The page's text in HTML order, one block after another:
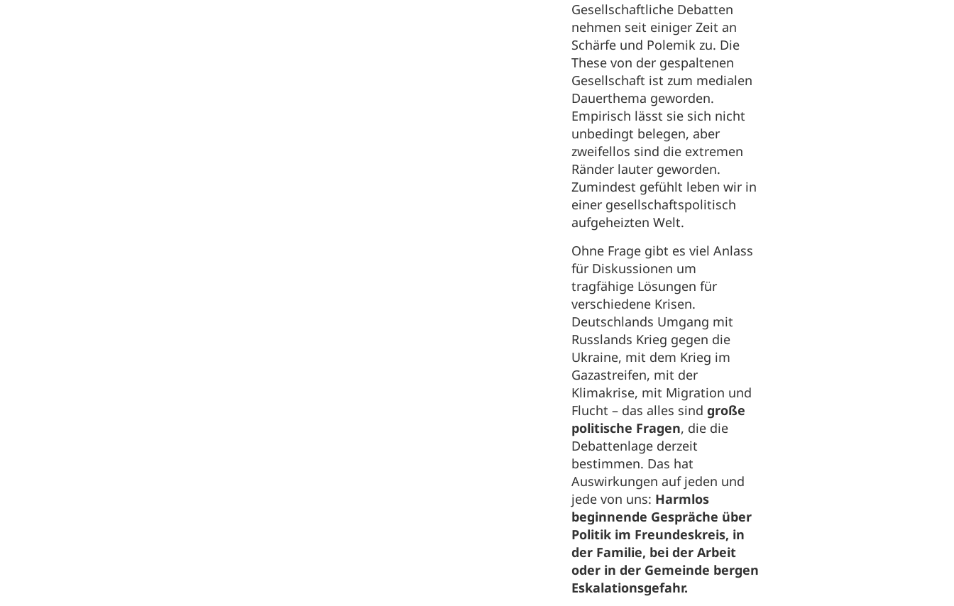
Gesellschaftliche Debatten
nehmen seit einiger Zeit an
Schärfe und Polemik zu. Die
These von der gespaltenen
Gesellschaft ist zum medialen
Dauerthema geworden.
Empirisch lässt sie sich nicht
unbedingt belegen, aber
zweifellos sind die extremen
Ränder lauter geworden.
Zumindest gefühlt leben wir in
einer gesellschaftspolitisch
aufgeheizten Welt.
Ohne Frage gibt es viel Anlass
für Diskussionen um
tragfähige Lösungen für
verschiedene Krisen.
Deutschlands Umgang mit
Russlands Krieg gegen die
Ukraine, mit dem Krieg im
Gazastreifen, mit der
Klimakrise, mit Migration und
Flucht – das alles sindgroße
politische Fragen, die die
Debattenlage derzeit
bestimmen. Das hat
Auswirkungen auf jeden und
jede von uns: Harmlos
beginnende Gespräche über
Politik im Freundeskreis, in
der Familie, bei der Arbeit
oder in der Gemeinde bergen
Eskalationsgefahr.